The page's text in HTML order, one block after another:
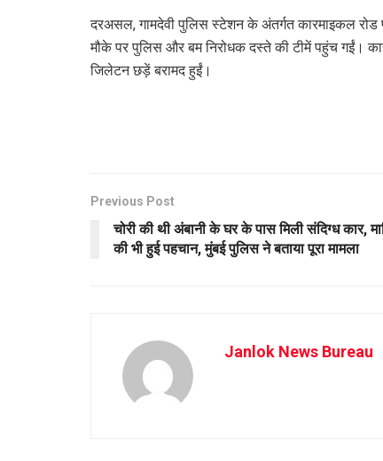
दरअसल, गामदेवी पुलिस स्टेशन के अंतर्गत कारमाइकल रोड
मौके पर पुलिस और बम निरोधक दस्ते की टीमें पहुंच गईं।
जिलेटन छड़ें बरामद हुईं।
Previous Post
चोरी की थी अंबानी के घर के पास मिली संदिग्ध कार,
की भी हुई पहचान, मुंबई पुलिस ने बताया पूरा मामला
Janlok News Bureau